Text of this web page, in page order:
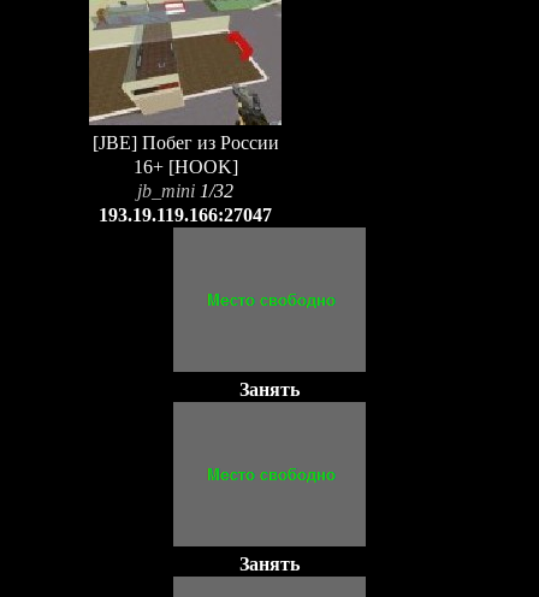
[JBE] Побег из России
16+ [HOOK]
jb_mini 1/32
193.19.119.166:27047
Занять
Занять